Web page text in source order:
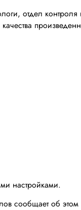
отдел контроля
настройками.
сообщает об